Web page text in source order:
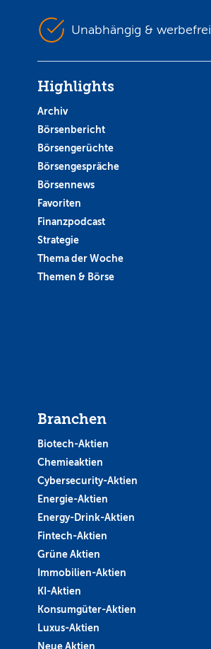
Unabhängig & werbefrei
Highlights
Archiv
Börsenbericht
Börsengerüchte
Börsengespräche
Börsennews
Favoriten
Finanzpodcast
Strategie
Thema der Woche
Themen & Börse
Branchen
Biotech-Aktien
Chemieaktien
Cybersecurity-Aktien
Energie-Aktien
Energy-Drink-Aktien
Fintech-Aktien
Grüne Aktien
Immobilien-Aktien
KI-Aktien
Konsumgüter-Aktien
Luxus-Aktien
Neue Aktien